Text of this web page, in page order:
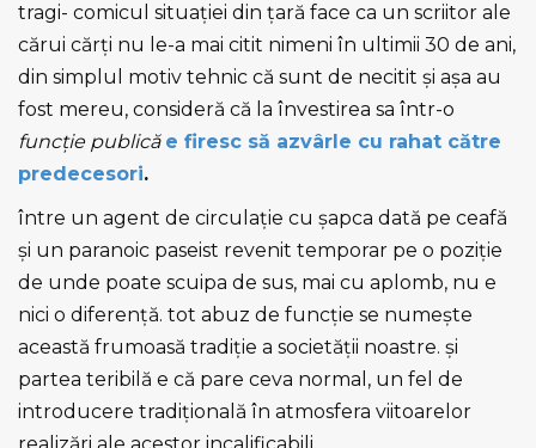
tragi- comicul situaţiei din ţară face ca un scriitor ale
cărui cărţi nu le-a mai citit nimeni în ultimii 30 de ani,
din simplul motiv tehnic că sunt de necitit şi aşa au
fost mereu, consideră că la învestirea sa într-o
funcţie publică e firesc să azvârle cu rahat către
predecesori.
între un agent de circulaţie cu şapca dată pe ceafă
şi un paranoic paseist revenit temporar pe o poziţie
de unde poate scuipa de sus, mai cu aplomb, nu e
nici o diferenţă. tot abuz de funcţie se numeşte
această frumoasă tradiţie a societăţii noastre. şi
partea teribilă e că pare ceva normal, un fel de
introducere tradiţională în atmosfera viitoarelor